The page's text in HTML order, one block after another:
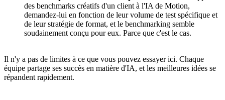
des benchmarks créatifs d'un client à l'IA de Motion,
demandez-lui en fonction de leur volume de test spécifique et
de leur stratégie de format, et le benchmarking semble
soudainement conçu pour eux. Parce que c'est le cas.
Il n'y a pas de limites à ce que vous pouvez essayer ici. Chaque
équipe partage ses succès en matière d'IA, et les meilleures idées se
répandent rapidement.